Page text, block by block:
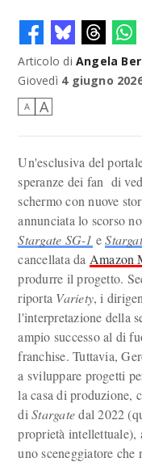
Articolo di Angela
Giovedì 4 giugno
A A
Un'esclusiva del
speranze dei fan di
schermo con nuove
annunciata lo scorso
Stargate SG-1 e
cancellata da Amazon
produrre il progetto.
riporta Variety, i
l'interpretazione della
ampio successo al di
franchise. Tuttavia,
a sviluppare progetti
la casa di produzione,
diStargatedal 2022
proprietà intellettuale),
uno sceneggiatore